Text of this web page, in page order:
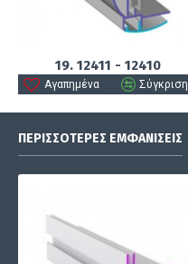
19. 12411 - 12410
Αγαπημένα Σύγκριση
ΠΕΡΙΣΣΌΤΕΡΕΣ ΕΜΦΑΝΊΣΕΙΣ